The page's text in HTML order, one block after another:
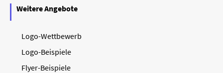
Weitere Angebote
Logo-Wettbewerb
Logo-Beispiele
Flyer-Beispiele